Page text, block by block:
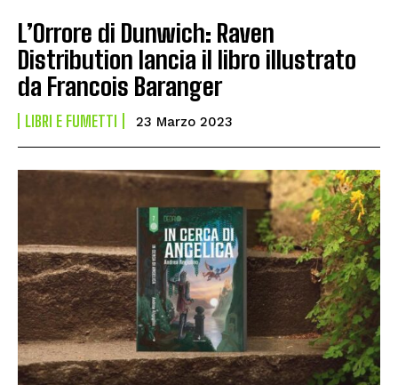
L’Orrore di Dunwich: Raven
Distribution lancia il libro illustrato
da Francois Baranger
LIBRI E FUMETTI 23 Marzo 2023